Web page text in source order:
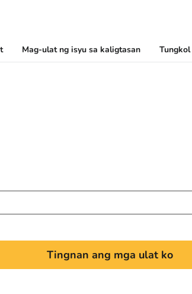
Mag-ulat ng isyu sa kaligtasan
Tingnan ang mga ulat ko